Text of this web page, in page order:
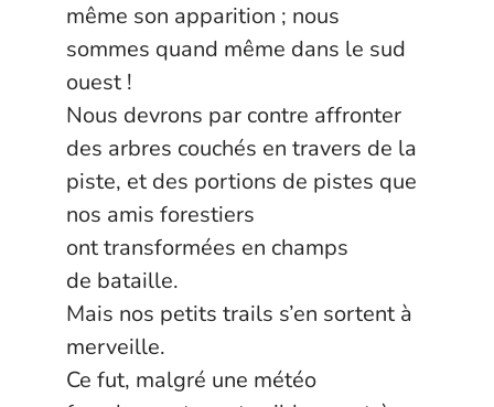
même son apparition ; nous
sommes quand même dans le sud
ouest !
Nous devrons par contre affronter
des arbres couchés en travers de la
piste, et des portions de pistes que
nos amis forestiers
ont transformées en champs
de bataille.
Mais nos petits trails s’en sortent à
merveille.
Ce fut, malgré une météo